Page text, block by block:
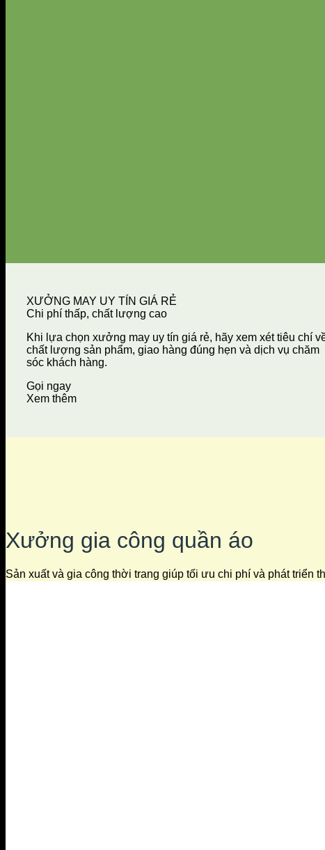
XƯỞNG MAY UY TÍN GIÁ RẺ
Chi phí thấp, chất lượng cao
Khi lựa chọn xưởng may uy tín giá rẻ, hãy xem xét tiêu chí
chất lượng sản phẩm, giao hàng đúng hẹn và dịch vụ chăm
sóc khách hàng.
Gọi ngay
Xem thêm
Xưởng gia công quần áo
Sản xuất và gia công thời trang giúp tối ưu chi phí và phát triển